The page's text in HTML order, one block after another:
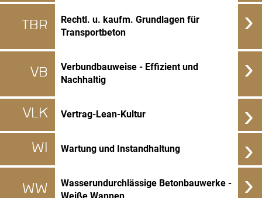
TBR
Rechtl. u. kaufm. Grundlagen für
Transportbeton
›
VB
Verbundbauweise - Effizient und
Nachhaltig
›
VLK Vertrag-Lean-Kultur ›
WI Wartung und Instandhaltung ›
WW
Wasserundurchlässige Betonbauwerke -
Weiße Wannen
›